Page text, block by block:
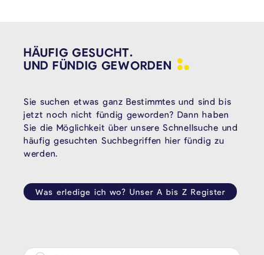
HÄUFIG GESUCHT.
UND FÜNDIG GEWORDEN
Sie suchen etwas ganz Bestimmtes und sind bis
jetzt noch nicht fündig geworden? Dann haben
Sie die Möglichkeit über unsere Schnellsuche und
häufig gesuchten Suchbegriffen hier fündig zu
werden.
Was erledige ich wo? Unser A bis Z Register